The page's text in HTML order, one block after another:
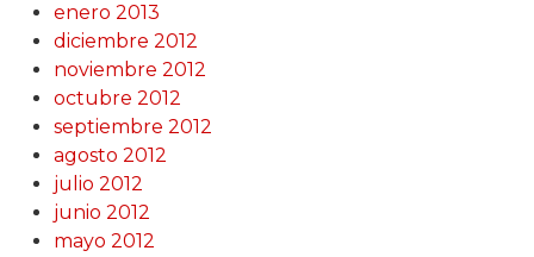
enero 2013
diciembre 2012
noviembre 2012
octubre 2012
septiembre 2012
agosto 2012
julio 2012
junio 2012
mayo 2012